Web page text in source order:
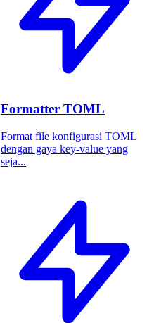
Formatter TOML
Format file konfigurasi TOML
dengan gaya key-value yang
seja...